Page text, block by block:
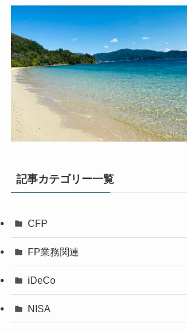
記事カテゴリー一覧
CFP
FP業務関連
iDeCo
NISA